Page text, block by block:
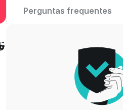
Perguntas frequentes